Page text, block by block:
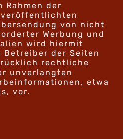
Rahmen der
von nicht
Werbung und
wird hiermit
Betreiber der Seiten
rechtliche
unverlangten
etwa
vor.